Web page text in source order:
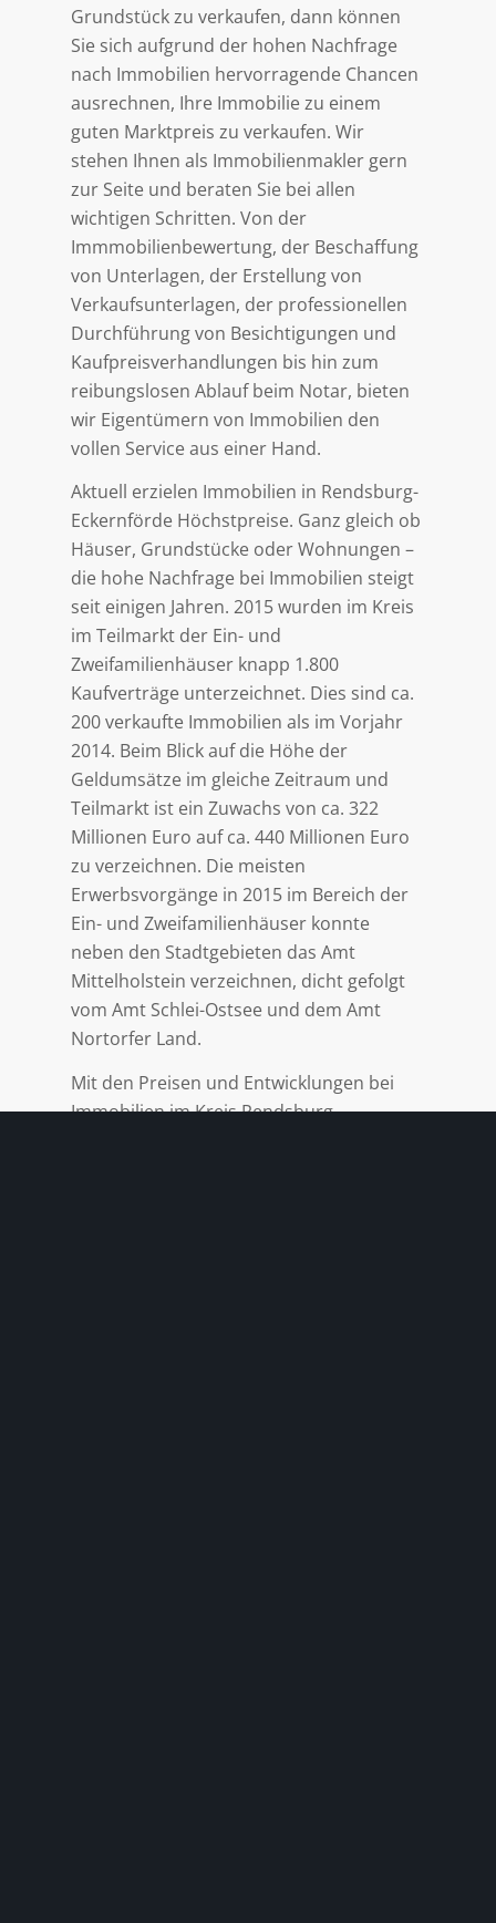
Grundstück zu verkaufen, dann können
Sie sich aufgrund der hohen Nachfrage
nach Immobilien hervorragende Chancen
ausrechnen, Ihre Immobilie zu einem
guten Marktpreis zu verkaufen. Wir
stehen Ihnen als Immobilienmakler gern
zur Seite und beraten Sie bei allen
wichtigen Schritten. Von der
Immmobilienbewertung, der Beschaffung
von Unterlagen, der Erstellung von
Verkaufsunterlagen, der professionellen
Durchführung von Besichtigungen und
Kaufpreisverhandlungen bis hin zum
reibungslosen Ablauf beim Notar, bieten
wir Eigentümern von Immobilien den
vollen Service aus einer Hand.
Aktuell erzielen Immobilien in Rendsburg-
Eckernförde Höchstpreise. Ganz gleich ob
Häuser, Grundstücke oder Wohnungen –
die hohe Nachfrage bei Immobilien steigt
seit einigen Jahren. 2015 wurden im Kreis
im Teilmarkt der Ein- und
Zweifamilienhäuser knapp 1.800
Kaufverträge unterzeichnet. Dies sind ca.
200 verkaufte Immobilien als im Vorjahr
2014. Beim Blick auf die Höhe der
Geldumsätze im gleiche Zeitraum und
Teilmarkt ist ein Zuwachs von ca. 322
Millionen Euro auf ca. 440 Millionen Euro
zu verzeichnen. Die meisten
Erwerbsvorgänge in 2015 im Bereich der
Ein- und Zweifamilienhäuser konnte
neben den Stadtgebieten das Amt
Mittelholstein verzeichnen, dicht gefolgt
vom Amt Schlei-Ostsee und dem Amt
Nortorfer Land.
Mit den Preisen und Entwicklungen bei
Immobilien im Kreis Rendsburg-